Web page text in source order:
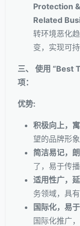
Protection
Related
转环境恶化
变，实现可持
三、 使用 “Best
项：
优势:
积极向上，
望的品牌形
简洁易记，
了，易于传播
适用性广，
务领域，具
国际化，易
国际化推广